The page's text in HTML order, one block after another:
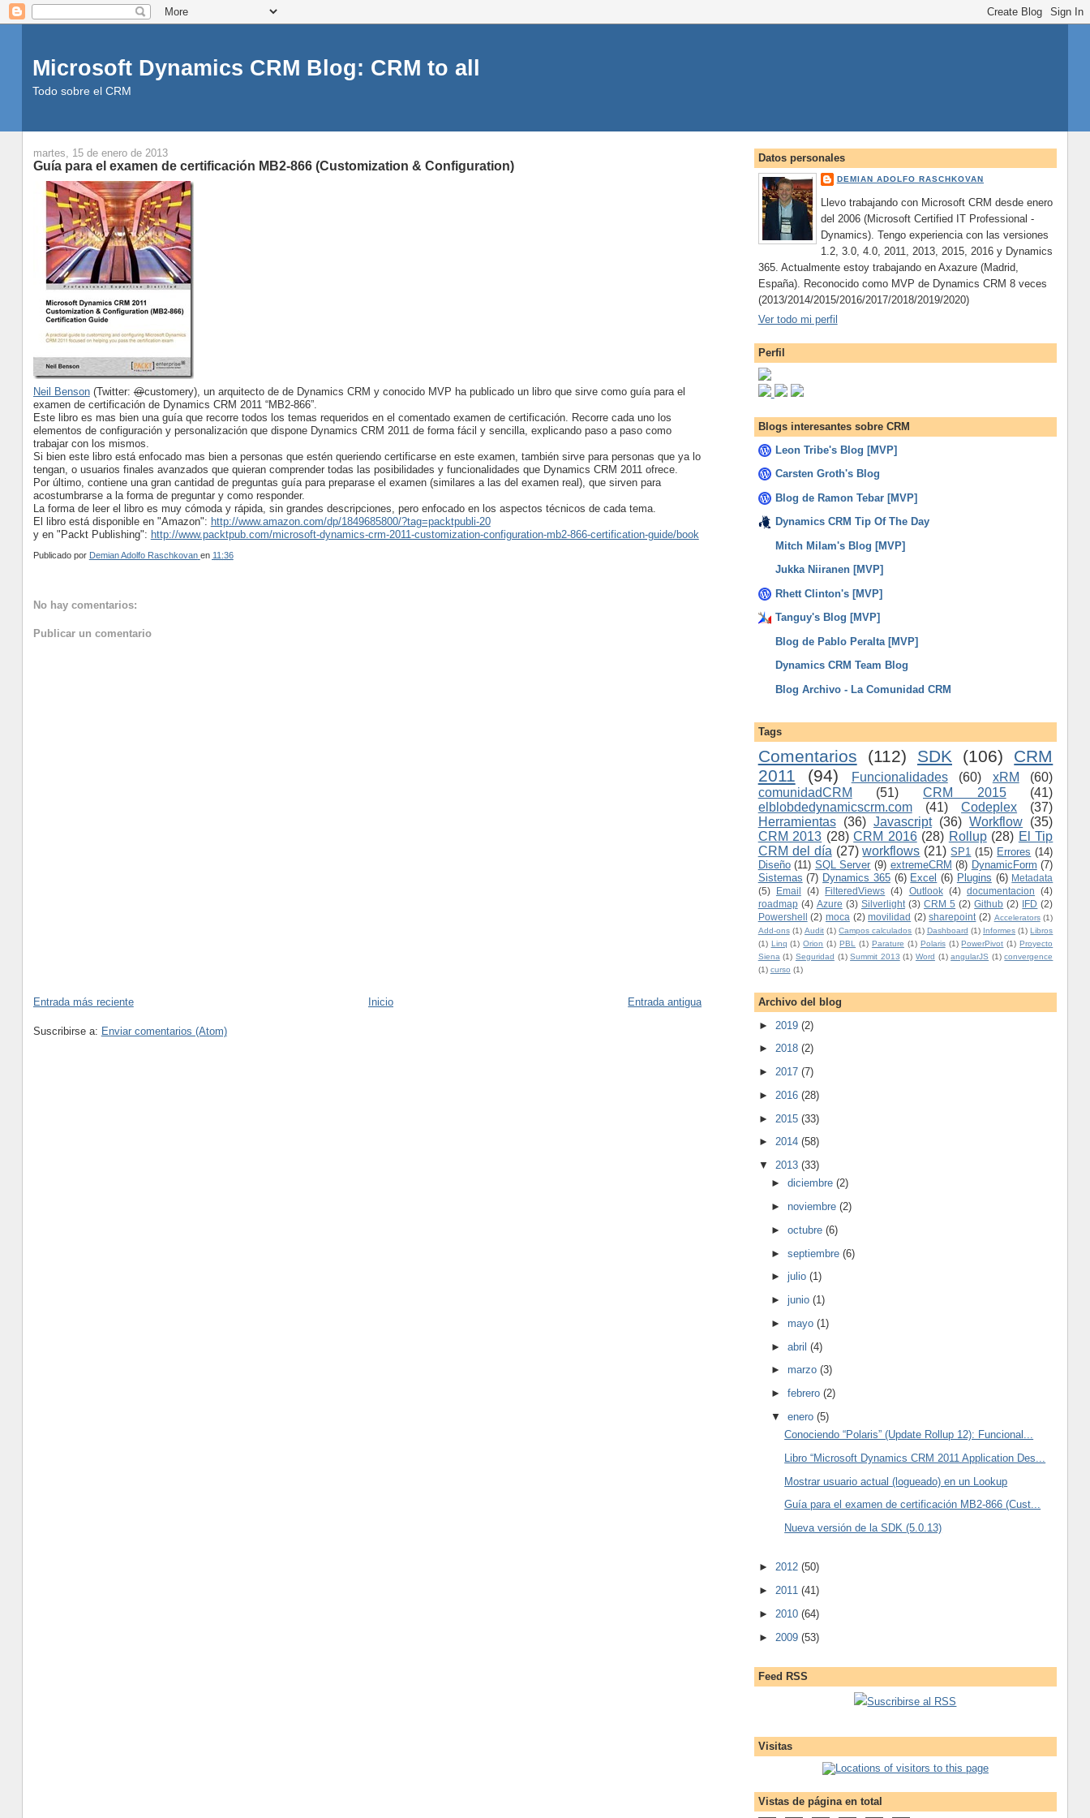
Microsoft Dynamics CRM Blog: CRM to all
Todo sobre el CRM
martes, 15 de enero de 2013
Guía para el examen de certificación MB2-866 (Customization & Configuration)
Neil Benson(Twitter:@customery), un arquitecto de de Dynamics CRM y conocido MVP ha publicado un libro que sirve como guía para el
examen de certificación de Dynamics CRM 2011 “MB2-866”.
Este libro es mas bien una guía que recorre todos los temas requeridos en el comentado examen de certificación. Recorre cada uno los
elementos de configuración y personalización que dispone Dynamics CRM 2011 de forma fácil y sencilla, explicando paso a paso como
trabajar con los mismos.
Si bien este libro está enfocado mas bien a personas que estén queriendo certificarse en este examen, también sirve para personas que ya lo
tengan, o usuarios finales avanzados que quieran comprender todas las posibilidades y funcionalidades que Dynamics CRM 2011 ofrece.
Por último, contiene una gran cantidad de preguntas guía para preparase el examen (similares a las del examen real), que sirven para
acostumbrarse a la forma de preguntar y como responder.
La forma de leer el libro es muy cómoda y rápida, sin grandes descripciones, pero enfocado en los aspectos técnicos de cada tema.
El libro está disponible en "Amazon": http://www.amazon.com/dp/1849685800/?tag=packtpubli-20
y en "Packt Publishing": http://www.packtpub.com/microsoft-dynamics-crm-2011-customization-configuration-mb2-866-certification-guide/book
Publicado por Demian Adolfo Raschkovan en 11:36
No hay comentarios:
Publicar un comentario
Entrada más reciente Entrada antigua
Inicio
Suscribirse a: Enviar comentarios (Atom)
Datos personales
DEMIAN ADOLFO RASCHKOVAN
Llevo trabajando con Microsoft CRM desde enero
del 2006 (Microsoft Certified IT Professional -
Dynamics). Tengo experiencia con las versiones
1.2, 3.0, 4.0, 2011, 2013, 2015, 2016 y Dynamics
365. Actualmente estoy trabajando en Axazure (Madrid,
España). Reconocido como MVP de Dynamics CRM 8 veces
(2013/2014/2015/2016/2017/2018/2019/2020)
Ver todo mi perfil
Perfil
Blogs interesantes sobre CRM
Leon Tribe's Blog [MVP]
Carsten Groth's Blog
Blog de Ramon Tebar [MVP]
Dynamics CRM Tip Of The Day
Mitch Milam's Blog [MVP]
Jukka Niiranen [MVP]
Rhett Clinton's [MVP]
Tanguy's Blog [MVP]
Blog de Pablo Peralta [MVP]
Dynamics CRM Team Blog
Blog Archivo - La Comunidad CRM
Tags
Comentarios (112) SDK (106)
CRM
2011
(94) Funcionalidades (60) xRM
(60)
comunidadCRM
(51) CRM 2015
(41)
elblobdedynamicscrm.com
(41) Codeplex
(37)
Herramientas
(36) Javascript (36) Workflow (35)
CRM 2013 (28) CRM 2016 (28) Rollup (28) El Tip
CRM del día (27) workflows (21) SP1 (15) Errores (14)
Diseño (11) SQL Server (9) extremeCRM (8) DynamicForm (7)
Sistemas (7) Dynamics 365 (6) Excel (6) Plugins (6) Metadata
(5)
Email (4) FilteredViews (4) Outlook (4) documentacion
(4)
roadmap (4) Azure (3) Silverlight (3) CRM 5 (2) Github (2) IFD (2)
Powershell
(2) moca (2) movilidad (2) sharepoint (2) Accelerators (1)
Add-ons (1) Audit (1) Campos calculados (1) Dashboard (1) Informes (1) Libros
(1) Linq (1) Orion (1) PBL (1) Parature (1) Polaris (1) PowerPivot (1) Proyecto
Siena (1) Seguridad (1) Summit 2013 (1) Word (1) angularJS (1) convergence
(1) curso (1)
Archivo del blog
► 2019 (2)
► 2018 (2)
► 2017 (7)
► 2016 (28)
► 2015 (33)
► 2014 (58)
▼ 2013 (33)
►diciembre(2)
►noviembre(2)
►octubre(6)
►septiembre(6)
►julio(1)
►junio(1)
►mayo(1)
►abril(4)
►marzo(3)
►febrero(2)
▼enero(5)
Conociendo “Polaris” (Update Rollup 12): Funcional...
Libro “Microsoft Dynamics CRM 2011 Application Des...
Mostrar usuario actual (logueado) en un Lookup
Guía para el examen de certificación MB2-866 (Cust...
Nueva versión de la SDK (5.0.13)
► 2012 (50)
► 2011 (41)
► 2010 (64)
► 2009 (53)
Feed RSS
Suscribirse al RSS
Visitas
Vistas de página en total